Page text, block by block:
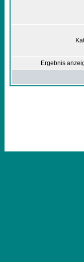
Ergebnis